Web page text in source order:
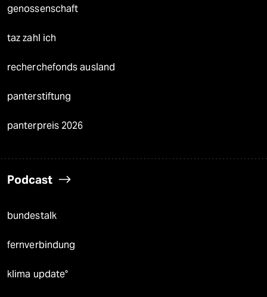
genossenschaft
taz zahl ich
recherchefonds ausland
panterstiftung
panterpreis 2026
Podcast
bundestalk
fernverbindung
klima update°